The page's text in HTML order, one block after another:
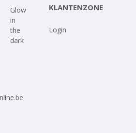
Glow
in
the
dark
KLANTENZONE
Login